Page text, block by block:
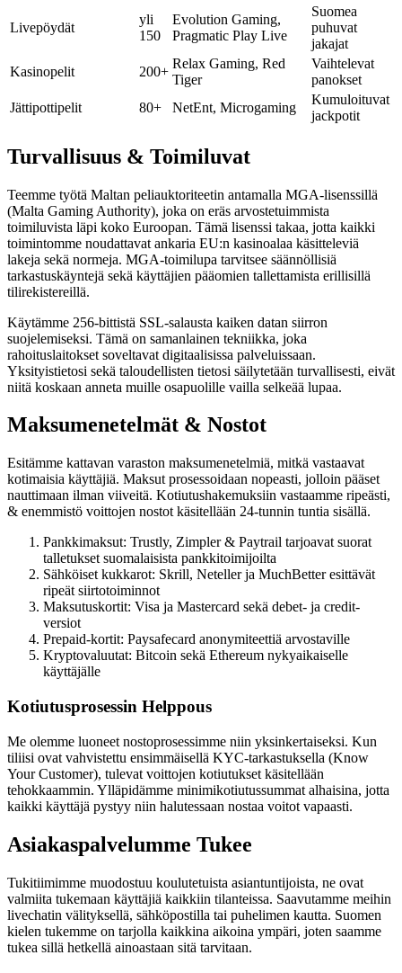
Livepöydät
yli
150
Evolution Gaming,
Pragmatic Play Live
Suomea
puhuvat
jakajat
Kasinopelit
200+
Relax Gaming, Red
Tiger
Vaihtelevat
panokset
Jättipottipelit
80+ NetEnt, Microgaming
Kumuloituvat
jackpotit
Turvallisuus & Toimiluvat
Teemme työtä Maltan peliauktoriteetin antamalla MGA-lisenssillä
(Malta Gaming Authority), joka on eräs arvostetuimmista
toimiluvista läpi koko Euroopan. Tämä lisenssi takaa, jotta kaikki
toimintomme noudattavat ankaria EU:n kasinoalaa käsitteleviä
lakeja sekä normeja. MGA-toimilupa tarvitsee säännöllisiä
tarkastuskäyntejä sekä käyttäjien pääomien tallettamista erillisillä
tilirekistereillä.
Käytämme 256-bittistä SSL-salausta kaiken datan siirron
suojelemiseksi. Tämä on samanlainen tekniikka, joka
rahoituslaitokset soveltavat digitaalisissa palveluissaan.
Yksityistietosi sekä taloudellisten tietosi säilytetään turvallisesti, eivät
niitä koskaan anneta muille osapuolille vailla selkeää lupaa.
Maksumenetelmät & Nostot
Esitämme kattavan varaston maksumenetelmiä, mitkä vastaavat
kotimaisia käyttäjiä. Maksut prosessoidaan nopeasti, jolloin pääset
nauttimaan ilman viiveitä. Kotiutushakemuksiin vastaamme ripeästi,
& enemmistö voittojen nostot käsitellään 24-tunnin tuntia sisällä.
Pankkimaksut: Trustly, Zimpler & Paytrail tarjoavat suorat
talletukset suomalaisista pankkitoimijoilta
Sähköiset kukkarot: Skrill, Neteller ja MuchBetter esittävät
ripeät siirtotoiminnot
Maksutuskortit: Visa ja Mastercard sekä debet- ja credit-
versiot
Prepaid-kortit: Paysafecard anonymiteettiä arvostaville
Kryptovaluutat: Bitcoin sekä Ethereum nykyaikaiselle
käyttäjälle
Kotiutusprosessin Helppous
Me olemme luoneet nostoprosessimme niin yksinkertaiseksi. Kun
tiliisi ovat vahvistettu ensimmäisellä KYC-tarkastuksella (Know
Your Customer), tulevat voittojen kotiutukset käsitellään
tehokkaammin. Ylläpidämme minimikotiutussummat alhaisina, jotta
kaikki käyttäjä pystyy niin halutessaan nostaa voitot vapaasti.
Asiakaspalvelumme Tukee
Tukitiimimme muodostuu koulutetuista asiantuntijoista, ne ovat
valmiita tukemaan käyttäjiä kaikkiin tilanteissa. Saavutamme meihin
livechatin välityksellä, sähköpostilla tai puhelimen kautta. Suomen
kielen tukemme on tarjolla kaikkina aikoina ympäri, joten saamme
tukea sillä hetkellä ainoastaan sitä tarvitaan.